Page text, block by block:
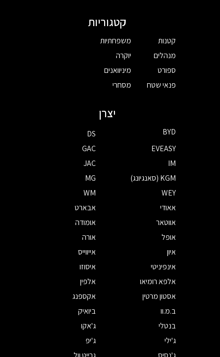
קטגוריות
קטנות
מנהלים
ספורט
פנאי שטח
משפחתיות
יוקרה
מיניוואנים
מסחרי
יצרן
BYD
DS
EVEASY
GAC
IM
JAC
KGM (סאנגיונג)
MG
WEY
WM
אאודי
אבארט
אווטאר
אומודה
אופל
אורה
איון
אייווייס
אינפיניטי
איסוזו
אלפא רומיאו
אלפין
אסטון מרטין
אקספנג
ב.מ.וו
ביואיק
בנטלי
ג'אקו
ג'ילי
ג'יפ